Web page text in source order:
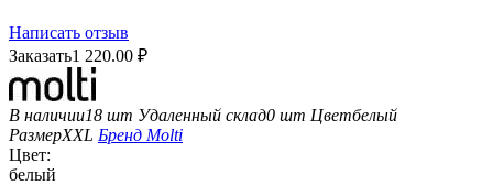
Написать отзыв
Заказать1 220.00 ₽
В наличии18 шт Удаленный склад0 шт Цветбелый
РазмерXXL Бренд Molti
Цвет:
белый